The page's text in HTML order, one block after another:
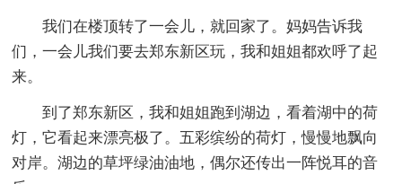
我们在楼顶转了一会儿，就回家了。妈妈告诉我
们，一会儿我们要去郑东新区玩，我和姐姐都欢呼了起
来。
到了郑东新区，我和姐姐跑到湖边，看着湖中的荷
灯，它看起来漂亮极了。五彩缤纷的荷灯，慢慢地飘向
对岸。湖边的草坪绿油油地，偶尔还传出一阵悦耳的音